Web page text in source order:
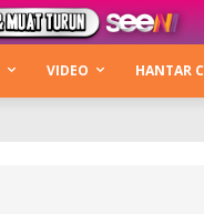
VIDEO HANTAR